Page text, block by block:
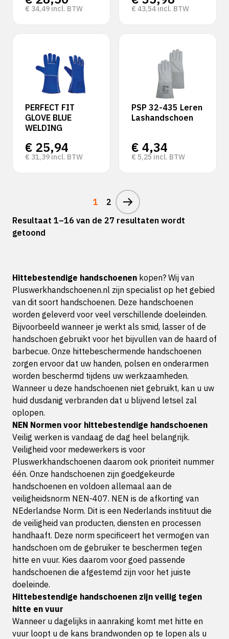
€ 34,49 incl. BTW € 43,54 incl. BTW
PERFECT FIT
GLOVE BLUE
WELDING
€ 25,94
€ 31,39 incl. BTW
PSP 32-435 Leren
Lashandschoen
€ 4,34
€ 5,25 incl. BTW
1
2
Resultaat 1–16 van de 27 resultaten wordt
getoond
Hittebestendige handschoenen kopen? Wij van
Pluswerkhandschoenen.nl zijn specialist op het gebied
van dit soort handschoenen. Deze handschoenen
worden geleverd voor veel verschillende doeleinden.
Bijvoorbeeld wanneer je werkt als smid, lasser of de
handschoen gebruikt voor het bijvullen van de haard of
barbecue. Onze hittebeschermende handschoenen
zorgen ervoor dat uw handen, polsen en onderarmen
worden beschermd tijdens uw werkzaamheden.
Wanneer u deze handschoenen niet gebruikt, kan u uw
huid dusdanig verbranden dat u blijvend letsel zal
oplopen.
NEN Normen voor hittebestendige handschoenen
Veilig werken is vandaag de dag heel belangrijk.
Veiligheid voor medewerkers is voor
Pluswerkhandschoenen daarom ook prioriteit nummer
één. Onze handschoenen zijn goedgekeurde
handschoenen en voldoen allemaal aan de
veiligheidsnorm NEN-407. NEN is de afkorting van
NEderlandse Norm. Dit is een Nederlands instituut die
de veiligheid van producten, diensten en processen
handhaaft. Deze norm specificeert het vermogen van
handschoen om de gebruiker te beschermen tegen
hitte en vuur. Kies daarom voor goed passende
handschoenen die afgestemd zijn voor het juiste
doeleinde.
Hittebestendige handschoenen zijn veilig tegen
hitte en vuur
Wanneer u dagelijks in aanraking komt met hitte en
vuur loopt u de kans brandwonden op te lopen als u